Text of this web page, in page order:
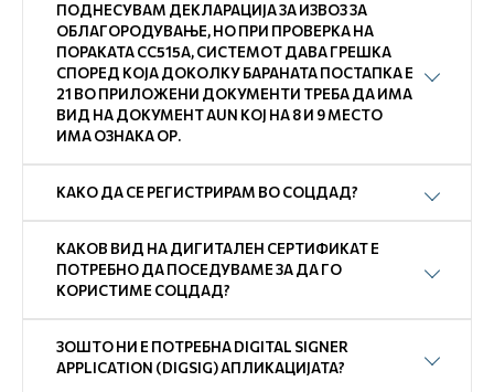
ПОДНЕСУВАМ ДЕКЛАРАЦИЈА ЗА ИЗВОЗ ЗА
ОБЛАГОРОДУВАЊЕ, НО ПРИ ПРОВЕРКА НА
ПОРАКАТА СС515А, СИСТЕМОТ ДАВА ГРЕШКА
СПОРЕД КОЈА ДОКОЛКУ БАРАНАТА ПОСТАПКА Е
21 ВО ПРИЛОЖЕНИ ДОКУМЕНТИ ТРЕБА ДА ИМА
ВИД НА ДОКУМЕНТ AUN КОЈ НА 8 И 9 МЕСТО
ИМА ОЗНАКА ОР.
КАКО ДА СЕ РЕГИСТРИРАМ ВО СОЦДАД?
КАКОВ ВИД НА ДИГИТАЛЕН СЕРТИФИКАТ Е
ПОТРЕБНО ДА ПОСЕДУВАМЕ ЗА ДА ГО
КОРИСТИМЕ СОЦДАД?
ЗОШТО НИ Е ПОТРЕБНА DIGITAL SIGNER
APPLICATION (DIGSIG) АПЛИКАЦИЈАТА?